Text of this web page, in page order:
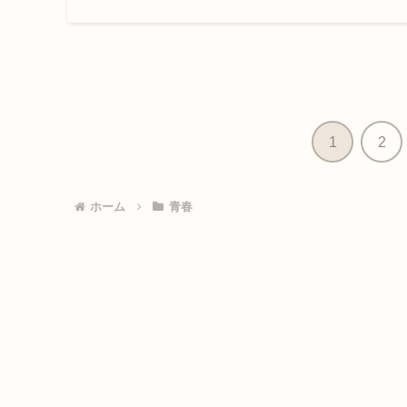
1 2
ホーム 青春